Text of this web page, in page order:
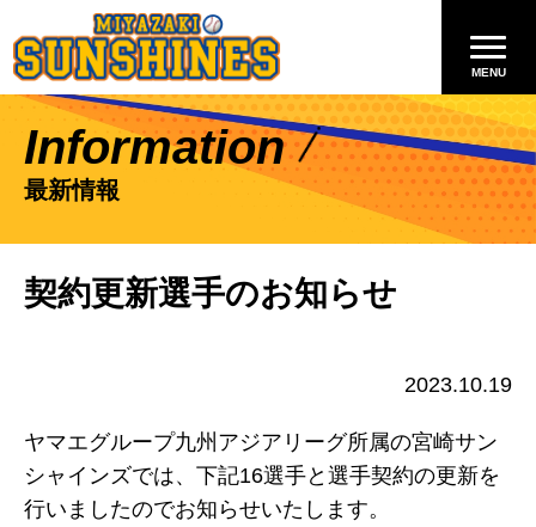
Information
最新情報
契約更新選手のお知らせ
2023.10.19
ヤマエグループ九州アジアリーグ所属の宮崎サン
シャインズでは、下記16選手と選手契約の更新を
行いましたのでお知らせいたします。